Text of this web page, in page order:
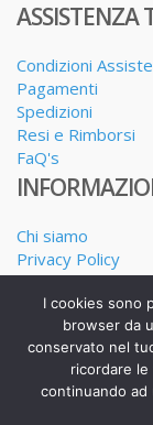
ASSISTENZA
Condizioni
Pagamenti
Spedizioni
Resi e Rimborsi
FaQ's
Chi siamo
Privacy Policy
Dove siamo
I nostri Servizi
Realizzato
I cookies sono
browser da
conservato nel
ricordare
continuando ad